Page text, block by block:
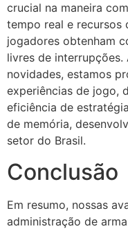
crucial na maneira
tempo real e recursos
jogadores obtenham
livres de
novidades, estamos
experiências de jogo,
eficiência de
de memória,
setor do Brasil.
Conclusão
Em resumo, nossas
administração de